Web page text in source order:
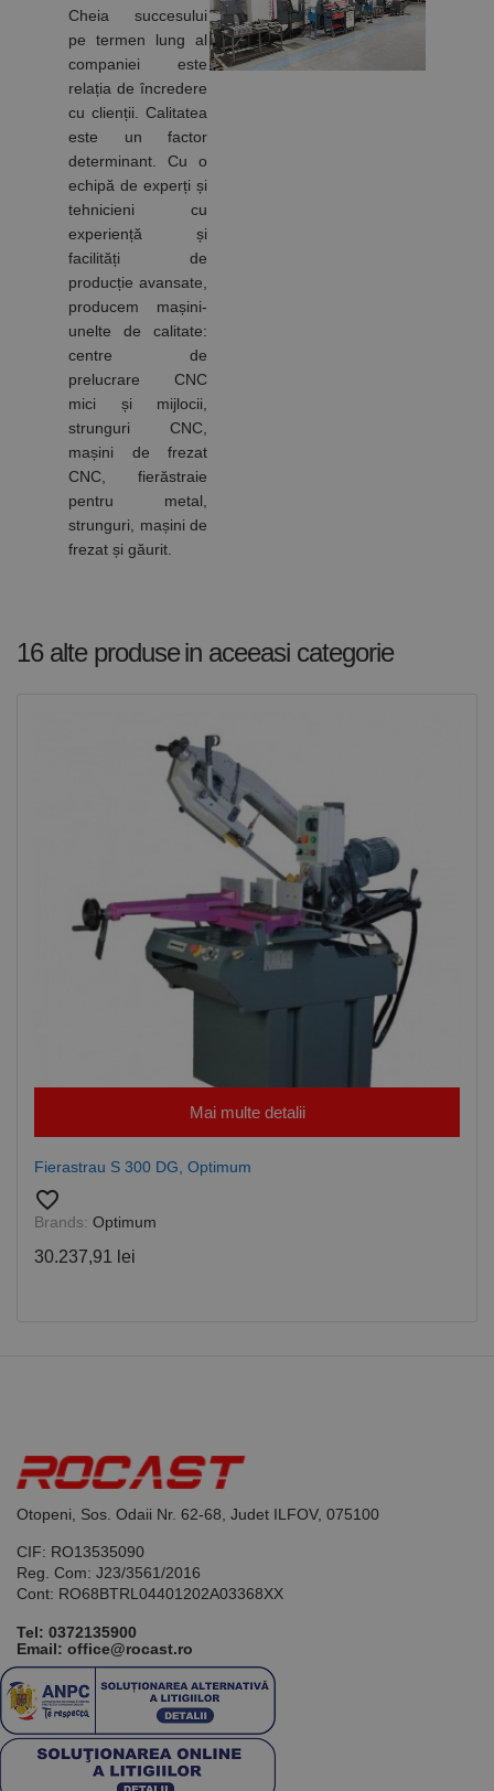
Cheia succesului
pe termen lung al
companiei este
relația de încredere
cu clienții. Calitatea
este un factor
determinant. Cu o
echipă de experți și
tehnicieni cu
experiență și
facilități de
producție avansate,
producem mașini-
unelte de calitate:
centre de
prelucrare CNC
mici și mijlocii,
strunguri CNC,
mașini de frezat
CNC, fierăstraie
pentru metal,
strunguri, mașini de
frezat și găurit.
16 alte produsein aceeasi categorie
Mai multe detalii
Fierastrau S 300 DG, Optimum
favorite_border
Brands: Optimum
30.237,91 lei
Otopeni, Sos. Odaii Nr. 62-68, Judet ILFOV, 075100
CIF: RO13535090
Reg. Com: J23/3561/2016
Cont: RO68BTRL04401202A03368XX
Tel: 0372135900
Email: office@rocast.ro